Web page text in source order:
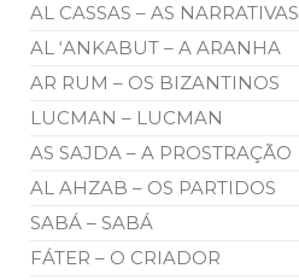
AL CASSAS – AS NARRATIVAS
AL ‘ANKABUT – A ARANHA
AR RUM – OS BIZANTINOS
LUCMAN – LUCMAN
AS SAJDA – A PROSTRAÇÃO
AL AHZAB – OS PARTIDOS
SABÁ – SABÁ
FÁTER – O CRIADOR